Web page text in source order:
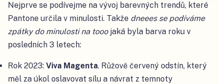
Nejprve se podívejme na vývoj barevných trendů, které
Pantone určila v minulosti. Takže dneees se podíváme
zpátky do minulosti na tooojaká byla barva roku v
posledních 3 letech:
Rok 2023: Viva Magenta. Růžově červený odstín, který
měl za úkol oslavovat sílu a návrat z temnoty